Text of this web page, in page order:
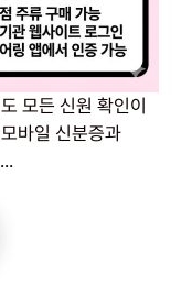
모든 신원 확인이
바일 신분증과